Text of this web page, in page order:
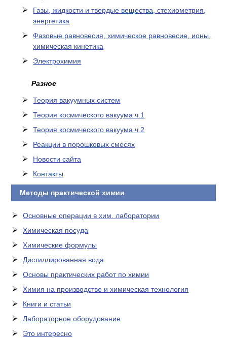
Газы, жидкости и твердые вещества, стехиометрия,
энергетика
Фазовые равновесия, химическое равновесие, ионы,
химическая кинетика
Электрохимия
Разное
Теория вакуумных систем
Теория космического вакуума ч.1
Теория космического вакуума ч.2
Реакции в порошковых смесях
Новости сайта
Контакты
Методы практической химии
Основные операции в хим. лаборатории
Химическая посуда
Химические формулы
Дистиллированная вода
Основы практических работ по химии
Химия на производстве и химическая технология
Книги и статьи
Лабораторное оборудование
Это интересно